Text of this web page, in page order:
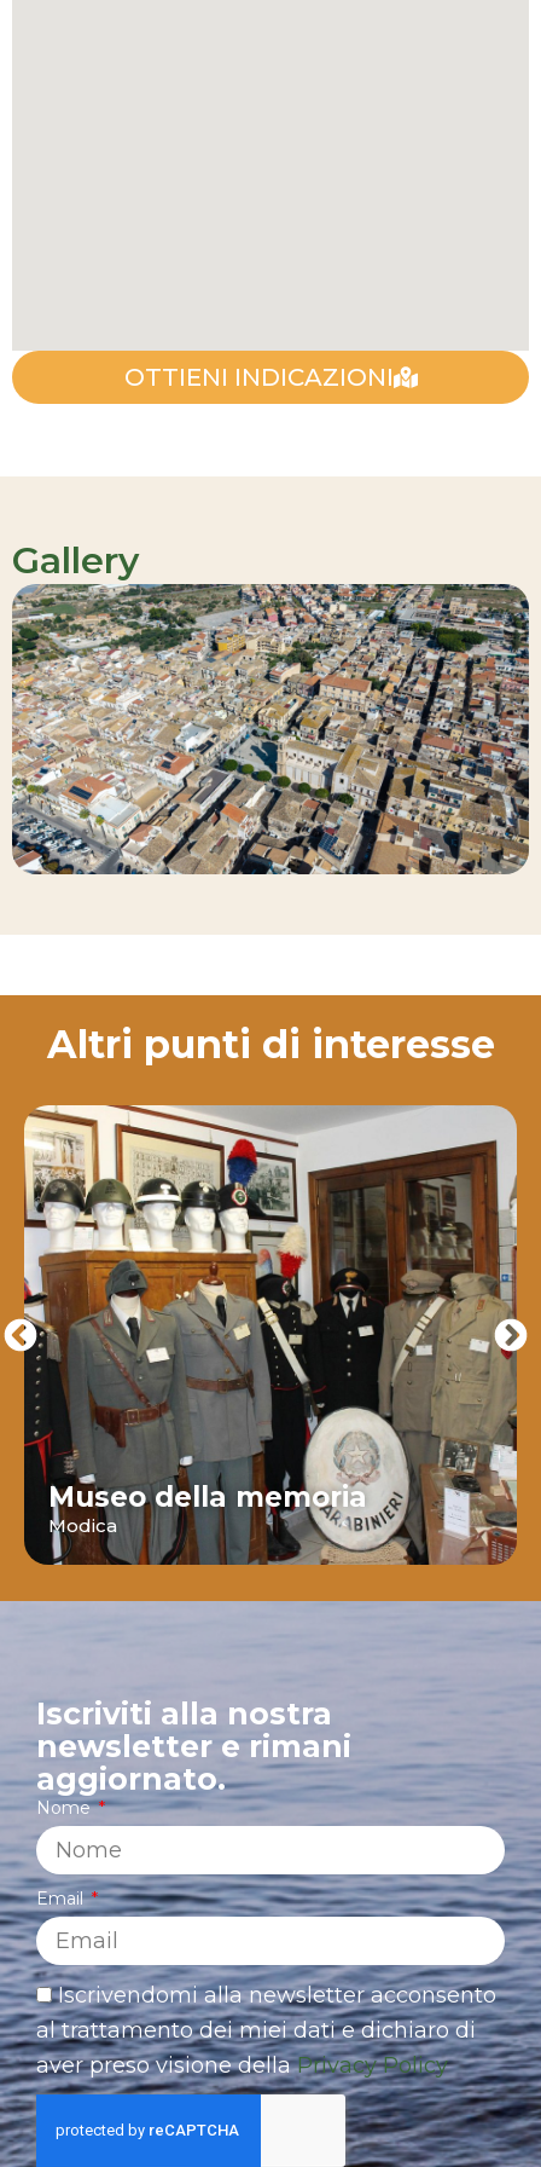
OTTIENI INDICAZIONI
Gallery
Altri punti di interesse
Museo della memoria
Modica
Iscriviti alla nostra
newsletter e rimani
aggiornato.
Nome
Email
Iscrivendomi alla newsletter acconsento
al trattamento dei miei dati e dichiaro di
aver preso visione dellaPrivacy Policy